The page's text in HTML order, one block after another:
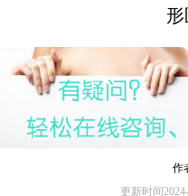
形
作
更新时间